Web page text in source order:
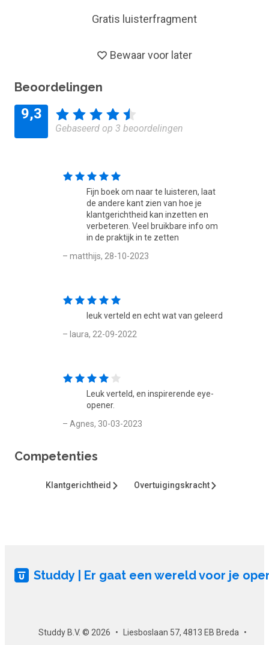
Gratis luisterfragment
Bewaar voor later
Beoordelingen
9,3
Gebaseerd op 3 beoordelingen
Fijn boek om naar te luisteren, laat
de andere kant zien van hoe je
klantgerichtheid kan inzetten en
verbeteren. Veel bruikbare info om
in de praktijk in te zetten
– matthijs, 28-10-2023
leuk verteld en echt wat van geleerd
– laura, 22-09-2022
Leuk verteld, en inspirerende eye-
opener.
– Agnes, 30-03-2023
Competenties
Klantgerichtheid Overtuigingskracht
Studdy | Er gaat een wereld voor je
Studdy B.V. © 2026 Liesboslaan 57, 4813 EB Breda